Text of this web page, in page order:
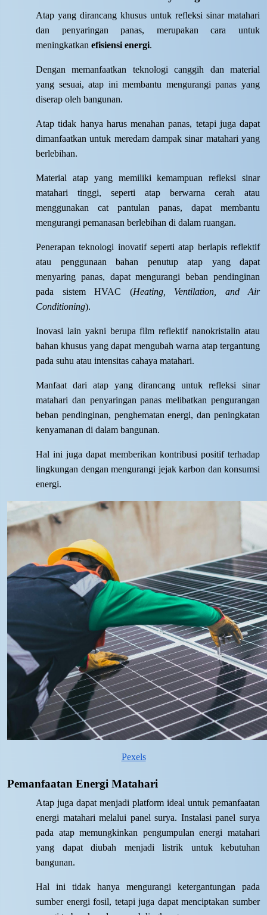
Atap yang dirancang khusus untuk refleksi sinar matahari
dan penyaringan panas, merupakan cara untuk
meningkatkan efisiensi energi.
Dengan memanfaatkan teknologi canggih dan material
yang sesuai, atap ini membantu mengurangi panas yang
diserap oleh bangunan.
Atap tidak hanya harus menahan panas, tetapi juga dapat
dimanfaatkan untuk meredam dampak sinar matahari yang
berlebihan.
Material atap yang memiliki kemampuan refleksi sinar
matahari tinggi, seperti atap berwarna cerah atau
menggunakan cat pantulan panas, dapat membantu
mengurangi pemanasan berlebihan di dalam ruangan.
Penerapan teknologi inovatif seperti atap berlapis reflektif
atau penggunaan bahan penutup atap yang dapat
menyaring panas, dapat mengurangi beban pendinginan
pada sistem HVAC (Heating, Ventilation, and Air
Conditioning).
Inovasi lain yakni berupa film reflektif nanokristalin atau
bahan khusus yang dapat mengubah warna atap tergantung
pada suhu atau intensitas cahaya matahari.
Manfaat dari atap yang dirancang untuk refleksi sinar
matahari dan penyaringan panas melibatkan pengurangan
beban pendinginan, penghematan energi, dan peningkatan
kenyamanan di dalam bangunan.
Hal ini juga dapat memberikan kontribusi positif terhadap
lingkungan dengan mengurangi jejak karbon dan konsumsi
energi.
Pexels
Pemanfaatan Energi Matahari
Atap juga dapat menjadi platform ideal untuk pemanfaatan
energi matahari melalui panel surya. Instalasi panel surya
pada atap memungkinkan pengumpulan energi matahari
yang dapat diubah menjadi listrik untuk kebutuhan
bangunan.
Hal ini tidak hanya mengurangi ketergantungan pada
sumber energi fosil, tetapi juga dapat menciptakan sumber